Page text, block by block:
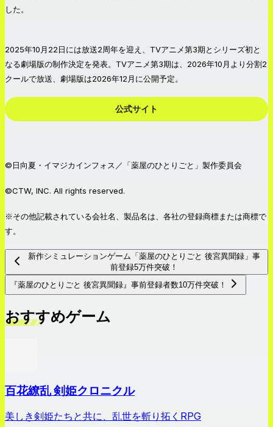
した。
2025年10月22日には放送2周年を迎え、TVアニメ第3期とシリーズ初と
なる劇場版の制作決定を発表。TVアニメ第3期は、2026年10月より分割2
クールで放送、劇場版は2026年12月に公開予定。
公式サイト
©日向夏・イマジカインフォス／「薬屋のひとりごと」製作委員会
©CTW, INC. All rights reserved.
※その他記載されている会社名、製品名は、各社の登録商標または商標で
す。
新作シミュレーションゲーム「薬屋のひとりごと 後宮異聞録」事
前登録5万件突破！
『薬屋のひとりごと 後宮異聞録』事前登録者数10万件突破！
おすすめゲーム
百花繚乱 剣姫クロニクル
美しき剣姫たちと共に、乱世を斬り拓くRPG